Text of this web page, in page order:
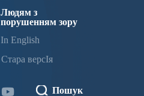
Людям з
порушенням зору
In English
Стара версІя
Пошук